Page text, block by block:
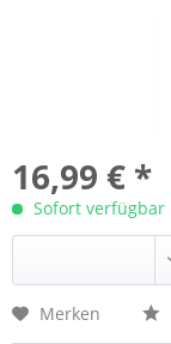
16,99 € *
Sofort verfügbar
Merken